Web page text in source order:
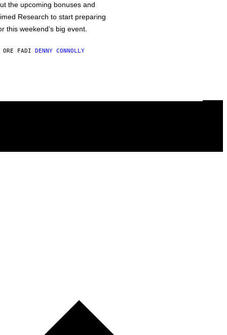
the upcoming bonuses and
Research to start preparing
this weekend’s big event.
ORE FADI DENNY CONNOLLY